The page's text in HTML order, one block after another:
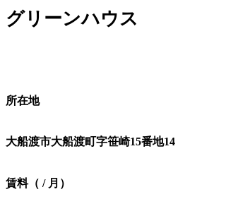
グリーンハウス
所在地
大船渡市大船渡町字笹崎15番地14
​賃料（ / 月）